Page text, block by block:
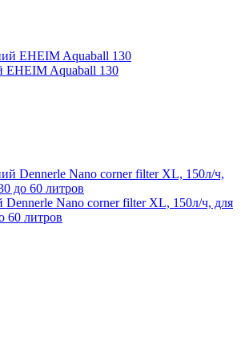
EHEIM Aquaball 130
Nano corner filter XL, 150л/ч, для
60 литров